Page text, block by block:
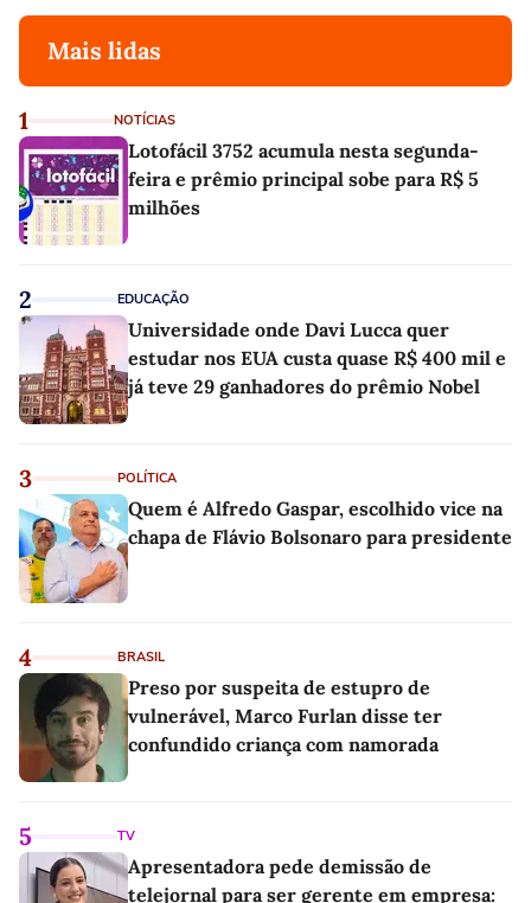
Mais lidas
1 NOTÍCIAS
Lotofácil 3752 acumula nesta segunda-
feira e prêmio principal sobe para R$ 5
milhões
2 EDUCAÇÃO
Universidade onde Davi Lucca quer
estudar nos EUA custa quase R$ 400 mil e
já teve 29 ganhadores do prêmio Nobel
3 POLÍTICA
Quem é Alfredo Gaspar, escolhido vice na
chapa de Flávio Bolsonaro para presidente
4 BRASIL
Preso por suspeita de estupro de
vulnerável, Marco Furlan disse ter
confundido criança com namorada
5 TV
Apresentadora pede demissão de
telejornal para ser gerente em empresa: